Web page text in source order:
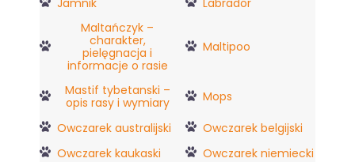
Maltańczyk –
charakter,
pielęgnacja i
informacje o rasie
Maltipoo
Mastif tybetanski –
opis rasy i wymiary
Mops
Owczarek australijski
Owczarek belgijski
Owczarek kaukaski
Owczarek niemiecki